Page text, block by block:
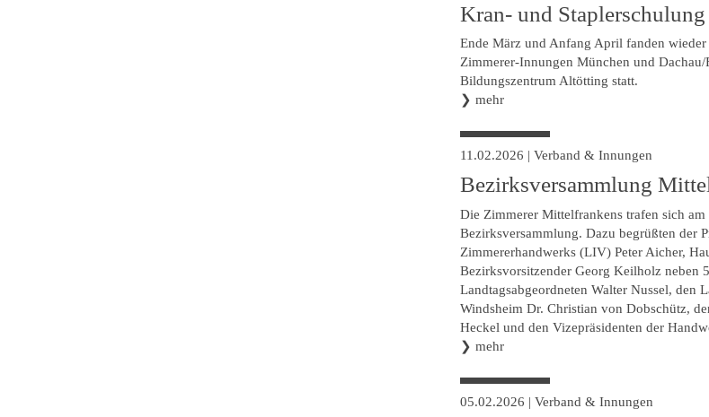
Kran- und
Ende März und Anfang April fanden
Zimmerer-Innungen München und
Bildungszentrum Altötting statt.
❯ mehr
11.02.2026 | Verband & Innungen
Bezirksversammlung
Die Zimmerer Mittelfrankens trafen sich
Bezirksversammlung. Dazu begrüßten der
Zimmererhandwerks (LIV) Peter Aicher,
Bezirksvorsitzender Georg Keilholz neben
Landtagsabgeordneten Walter Nussel, den
Windsheim Dr. Christian von Dobschütz,
Heckel und den Vizepräsidenten der
❯ mehr
05.02.2026 | Verband & Innungen